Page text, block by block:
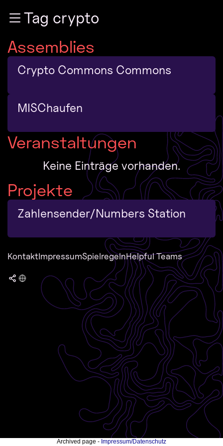
Zum InhaltTag crypto
Assemblies
Crypto Commons Commons
MISChaufen
Veranstaltungen
Keine Einträge vorhanden.
Projekte
Zahlensender/Numbers Station
KontaktImpressumSpielregelnHelpful Teams
Archived page - Impressum/Datenschutz